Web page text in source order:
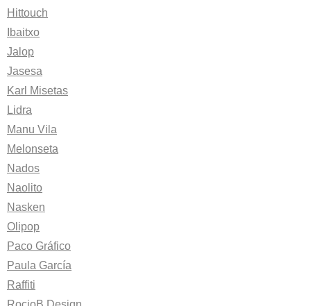
Hittouch
Ibaitxo
Jalop
Jasesa
Karl Misetas
Lidra
Manu Vila
Melonseta
Nados
Naolito
Nasken
Olipop
Paco Gráfico
Paula García
Raffiti